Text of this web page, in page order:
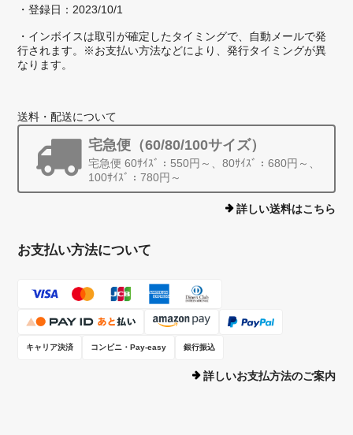
・登録日：2023/10/1
・インボイスは取引が確定したタイミングで、自動メールで発
行されます。※お支払い方法などにより、発行タイミングが異
なります。
送料・配送について
宅急便（60/80/100サイズ）
宅急便 60ｻｲｽﾞ：550円～、80ｻｲｽﾞ：680円～、
100ｻｲｽﾞ：780円～
詳しい送料はこちら
お支払い方法について
キャリア決済 コンビニ・Pay-easy 銀行振込
詳しいお支払方法のご案内